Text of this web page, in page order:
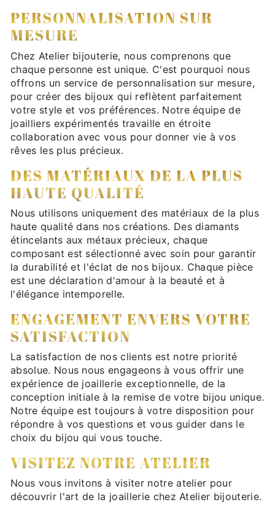
PERSONNALISATION SUR
MESURE
Chez Atelier bijouterie, nous comprenons que
chaque personne est unique. C'est pourquoi nous
offrons un service de personnalisation sur mesure,
pour créer des bijoux qui reflètent parfaitement
votre style et vos préférences. Notre équipe de
joailliers expérimentés travaille en étroite
collaboration avec vous pour donner vie à vos
rêves les plus précieux.
DES MATÉRIAUX DE LA PLUS
HAUTE QUALITÉ
Nous utilisons uniquement des matériaux de la plus
haute qualité dans nos créations. Des diamants
étincelants aux métaux précieux, chaque
composant est sélectionné avec soin pour garantir
la durabilité et l'éclat de nos bijoux. Chaque pièce
est une déclaration d'amour à la beauté et à
l'élégance intemporelle.
ENGAGEMENT ENVERS VOTRE
SATISFACTION
La satisfaction de nos clients est notre priorité
absolue. Nous nous engageons à vous offrir une
expérience de joaillerie exceptionnelle, de la
conception initiale à la remise de votre bijou unique.
Notre équipe est toujours à votre disposition pour
répondre à vos questions et vous guider dans le
choix du bijou qui vous touche.
VISITEZ NOTRE ATELIER
Nous vous invitons à visiter notre atelier pour
découvrir l'art de la joaillerie chez Atelier bijouterie.